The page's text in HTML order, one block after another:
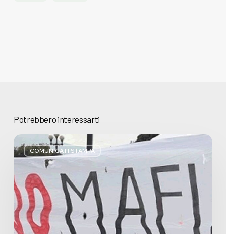
Potrebbero interessarti
COMUNICATI STAMPA
Basta
bugie,
Regione
Lombardia
pratica
l’antimafia
solo
a
parole